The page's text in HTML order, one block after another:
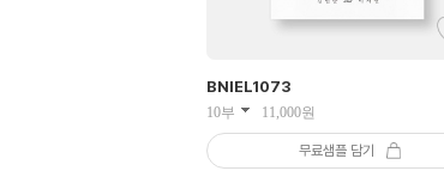
BNIEL1073
10부 11,000원
무료샘플 담기